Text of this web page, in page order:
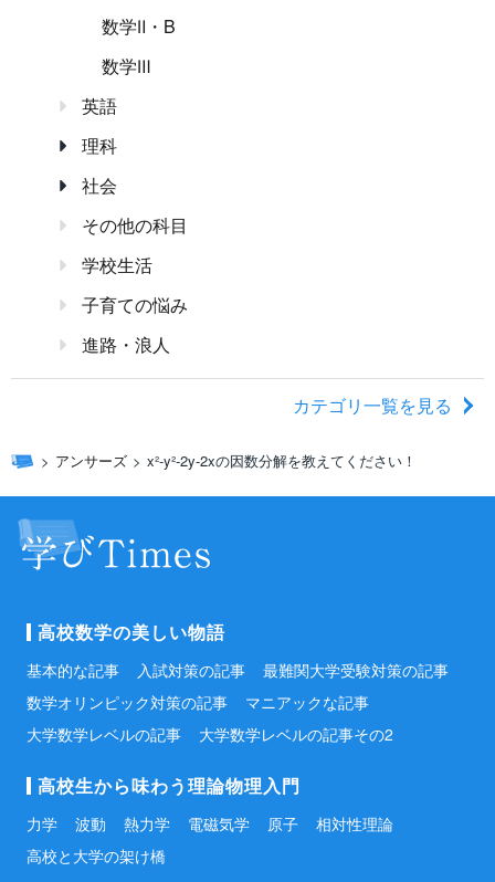
数学Ⅱ・B
数学Ⅲ
英語
理科
社会
その他の科目
学校生活
子育ての悩み
進路・浪人
カテゴリ一覧を見る
アンサーズ x²-y²-2y-2xの因数分解を教えてください！
高校数学の美しい物語
基本的な記事 入試対策の記事
最難関大学受験対策の記事
数学オリンピック対策の記事
マニアックな記事
大学数学レベルの記事
大学数学レベルの記事その2
高校生から味わう理論物理入門
力学 波動 熱力学 電磁気学 原子
相対性理論
高校と大学の架け橋